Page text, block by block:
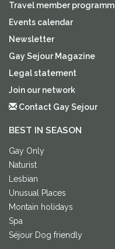
Travel member programm
Events calendar
Newsletter
Gay Sejour Magazine
Legal statement
Join our network
Contact Gay Sejour
BEST IN SEASON
Gay Only
Naturist
Lesbian
Unusual Places
Montain holidays
Spa
Séjour Dog friendly